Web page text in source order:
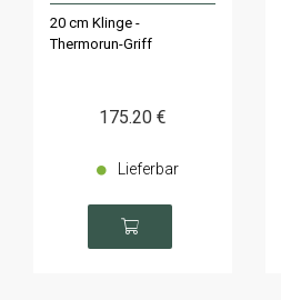
20 cm Klinge -
Thermorun-Griff
175.20 €
Lieferbar